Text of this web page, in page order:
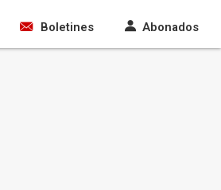
Boletines Abonados